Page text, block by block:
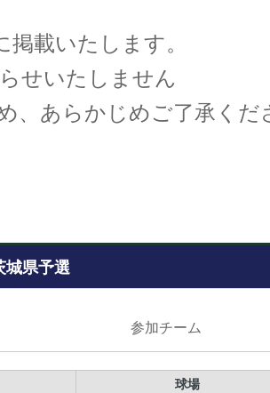
載いたします。
せいたしません
あらかじめご了承くだ
城県予選
参加チーム
球場